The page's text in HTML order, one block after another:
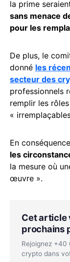
la prime
sans menace
pour les
De plus, le
donné les
secteur des
professionnels
remplir les
«
En
les
la mesure où
œuvre ».
Cet article
prochains
Rejoignez +40
crypto dans